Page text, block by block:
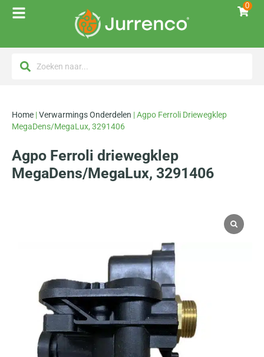
0
Home |Verwarmings Onderdelen |Agpo Ferroli Driewegklep
MegaDens/MegaLux, 3291406
Agpo Ferroli driewegklep
MegaDens/MegaLux, 3291406